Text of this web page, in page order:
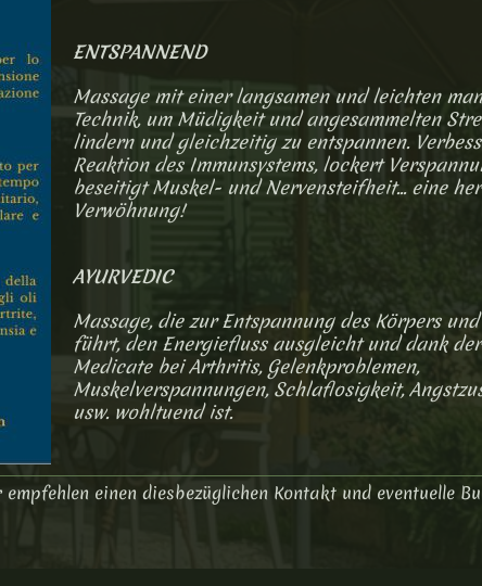
ENTSPANNEND
Massage mit einer langsamen und leichten
Technik, um Müdigkeit und angesammelten
lindern und gleichzeitig zu entspannen.
Reaktion des Immunsystems, lockert
beseitigt Muskel- und Nervensteifheit... eine
Verwöhnung!
AYURVEDIC
Massage, die zur Entspannung des Körpers und
führt, den Energiefluss ausgleicht und dank
Medicate bei Arthritis, Gelenkproblemen,
Muskelverspannungen, Schlaflosigkeit,
usw. wohltuend ist.
einen diesbezüglichen Kontakt und eventuelle